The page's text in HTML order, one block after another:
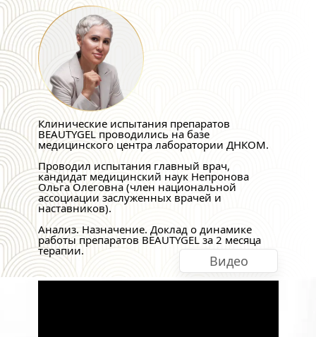
Клинические испытания препаратов
BEAUTYGEL проводились на базе
медицинского центра лаборатории ДНКОМ.
Проводил испытания главный врач,
кандидат медицинский наук Непронова
Ольга Олеговна (член национальной
ассоциации заслуженных врачей и
наставников).
Анализ. Назначение. Доклад о динамике
работы препаратов BEAUTYGEL за 2 месяца
терапии.
Видео